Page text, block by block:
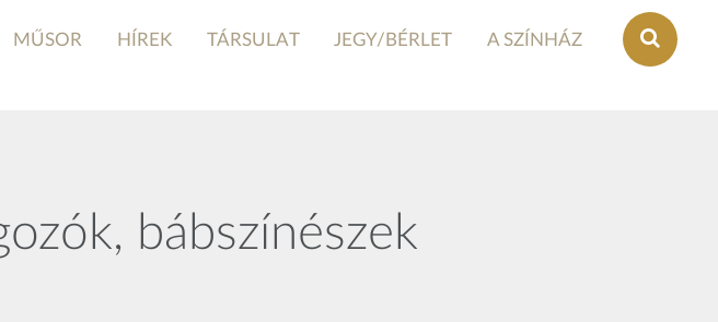
MŰSOR HÍREK TÁRSULAT JEGY/BÉRLET A SZÍNHÁZ
bábszínészek